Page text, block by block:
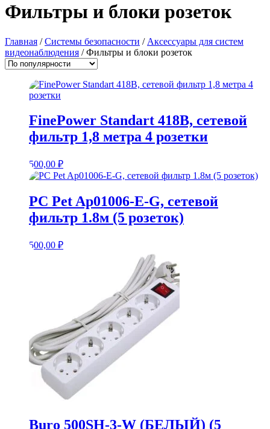
Фильтры и блоки розеток
Главная /Системы безопасности / Аксессуары для систем
видеонаблюдения / Фильтры и блоки розеток
FinePower Standart 418B, сетевой
фильтр 1,8 метра 4 розетки
500,00 ₽
PC Pet Ap01006-E-G, сетевой
фильтр 1.8м (5 розеток)
500,00 ₽
Buro 500SH-3-W (БЕЛЫЙ) (5